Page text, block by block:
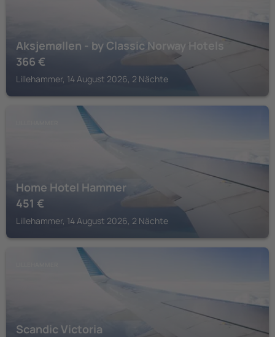
Aksjemøllen - by Classic Norway Hotels
366 €
Lillehammer, 14 August 2026, 2 Nächte
Home Hotel Hammer
451 €
Lillehammer, 14 August 2026, 2 Nächte
Scandic Victoria